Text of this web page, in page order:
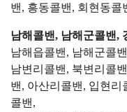
밴, 흥동콜밴, 회현동콜
남해콜밴, 남해군콜밴,
남해읍콜밴, 남해군콜
남변리콜밴, 북변리콜
밴, 아산리콜밴, 입현리
콜밴,